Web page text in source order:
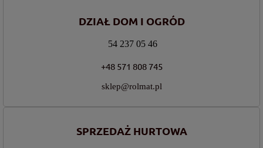
DZIAŁ DOM I OGRÓD
54 237 05 46
+48 571 808 745
sklep@rolmat.pl
SPRZEDAŻ HURTOWA